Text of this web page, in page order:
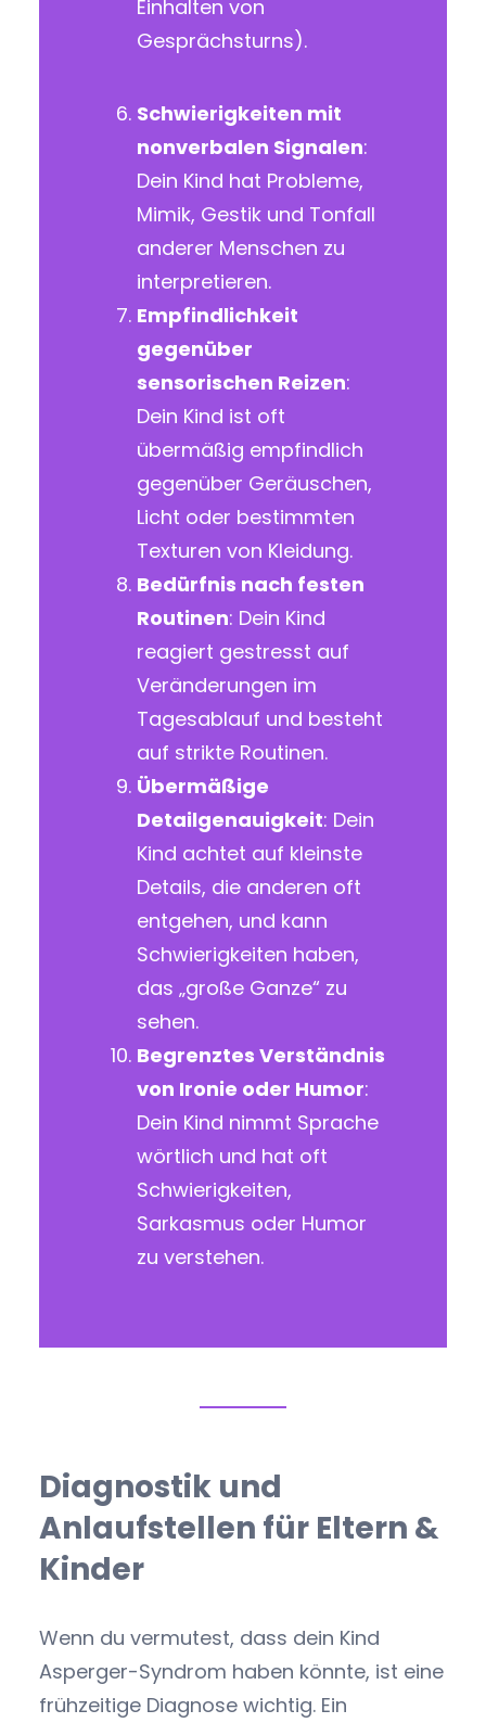
Einhalten von
Gesprächsturns).
Schwierigkeiten mit
nonverbalen Signalen:
Dein Kind hat Probleme,
Mimik, Gestik und Tonfall
anderer Menschen zu
interpretieren.
Empfindlichkeit
gegenüber
sensorischen Reizen:
Dein Kind ist oft
übermäßig empfindlich
gegenüber Geräuschen,
Licht oder bestimmten
Texturen von Kleidung.
Bedürfnis nach festen
Routinen: Dein Kind
reagiert gestresst auf
Veränderungen im
Tagesablauf und besteht
auf strikte Routinen.
Übermäßige
Detailgenauigkeit: Dein
Kind achtet auf kleinste
Details, die anderen oft
entgehen, und kann
Schwierigkeiten haben,
das „große Ganze“ zu
sehen.
Begrenztes Verständnis
von Ironie oder Humor:
Dein Kind nimmt Sprache
wörtlich und hat oft
Schwierigkeiten,
Sarkasmus oder Humor
zu verstehen.
Diagnostik und
Anlaufstellen für Eltern &
Kinder
Wenn du vermutest, dass dein Kind
Asperger-Syndrom haben könnte, ist eine
frühzeitige Diagnose wichtig. Ein